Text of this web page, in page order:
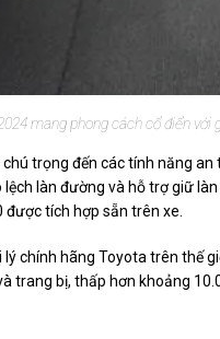
mang phong cách cổ điển với
trọng đến các tính năng
làn đường và hỗ trợ giữ
tích hợp sẵn trên xe.
chính hãng Toyota trên thế
bị, thấp hơn khoảng